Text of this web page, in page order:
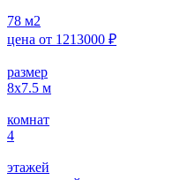
78 м2
цена от 1213000 ₽
размер
8х7.5 м
комнат
4
этажей